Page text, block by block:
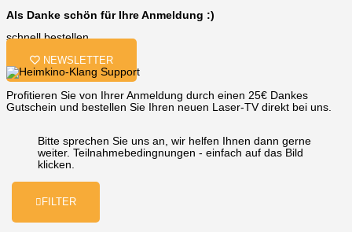
Als Danke schön für Ihre Anmeldung :)
schnell bestellen
NEWSLETTER
Profitieren Sie von Ihrer Anmeldung durch einen 25€ Dankes
Gutschein und bestellen Sie Ihren neuen Laser-TV direkt bei uns.
Bitte sprechen Sie uns an, wir helfen Ihnen dann gerne
weiter. Teilnahmebedingnungen - einfach auf das Bild
klicken.
FILTER